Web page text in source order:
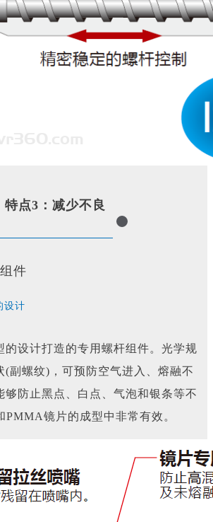
特点3：减少不良
件
设计
的设计打造的专用螺杆组件。光学规
(副螺纹)，可预防空气进入、熔融不
够防止黑点、白点、气泡和银条等不
PMMA镜片的成型中非常有效。